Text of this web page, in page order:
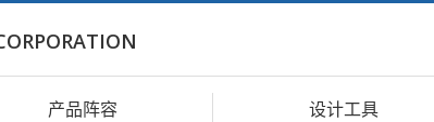
产品阵容 设计工具